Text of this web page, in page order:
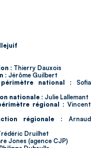
: Thierry Dauxois
: Jérôme Guilbert
national : Sofia
nationale : Julie Lallemant
régional : Vincent
régionale : Arnaud
Druilhet
Jones (agence CJP)